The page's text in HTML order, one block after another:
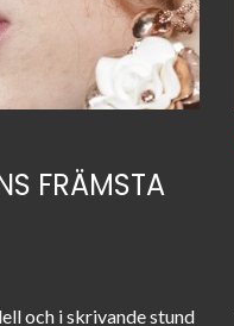
FRÄMSTA
och i skrivande stund